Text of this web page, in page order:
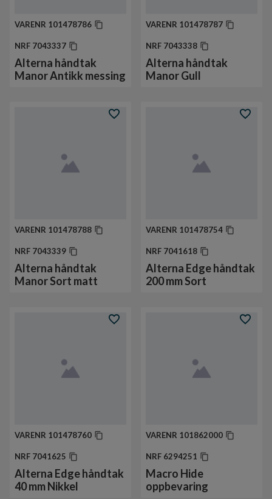
VARENR 101478786
NRF 7043337
Alterna håndtak
Manor Antikk messing
VARENR 101478787
NRF 7043338
Alterna håndtak
Manor Gull
VARENR 101478788
NRF 7043339
Alterna håndtak
Manor Sort matt
VARENR 101478754
NRF 7041618
Alterna Edge håndtak
200 mm Sort
VARENR 101478760
NRF 7041625
Alterna Edge håndtak
40 mm Nikkel
VARENR 101862000
NRF 6294251
Macro Hide
oppbevaring